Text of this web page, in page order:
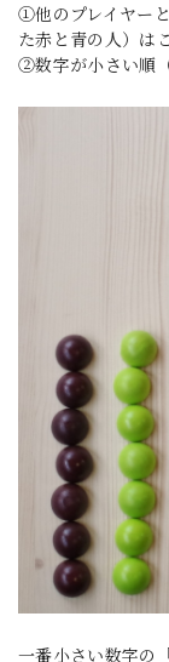
①他のプレイヤー
た赤と青の人）は
②数字が小さい順
一番小さい数字の